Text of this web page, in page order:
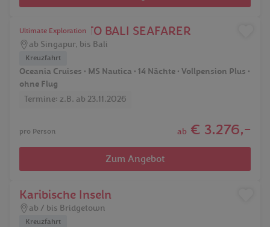
Ultimate Exploration
INDOCHINA TO BALI SEAFARER
ab Singapur, bis Bali
Kreuzfahrt
Oceania Cruises • MS Nautica • 14 Nächte • Vollpension Plus •
ohne Flug
Termine: z.B. ab 23.11.2026
pro Person ab € 3.276,-
Zum Angebot
Karibische Inseln
ab / bis Bridgetown
Kreuzfahrt